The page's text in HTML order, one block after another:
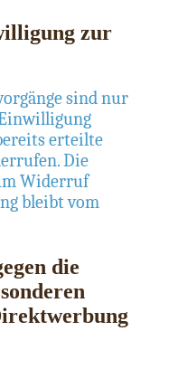
zur
sind nur
erteilte
Die
Widerruf
bleibt vom
die